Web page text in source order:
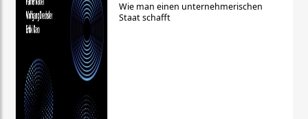
Wie man einen unternehmerischen
Staat schafft